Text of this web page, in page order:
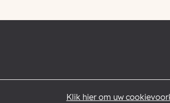
Klik hier om uw